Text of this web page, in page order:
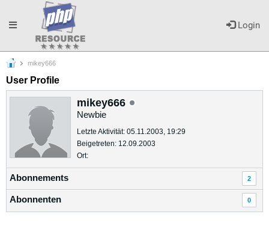
Login
Toggle
navigation
mikey666
User Profile
mikey666
Newbie
Letzte Aktivität: 05.11.2003, 19:29
Beigetreten: 12.09.2003
Ort:
Abonnements 2
Abonnenten 0